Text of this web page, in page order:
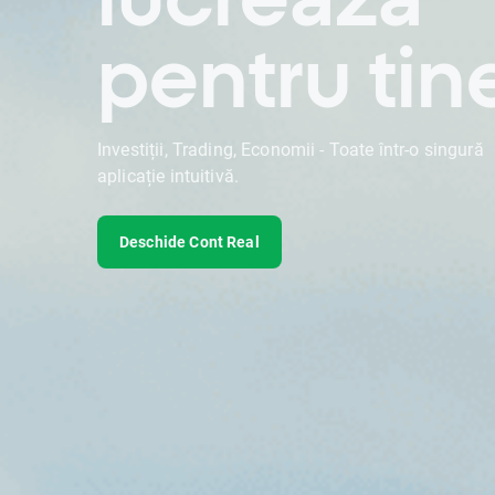
pentru
Investiții, Trading, Economii - Toate într-o singură
aplicație intuitivă.
Deschide Cont Real